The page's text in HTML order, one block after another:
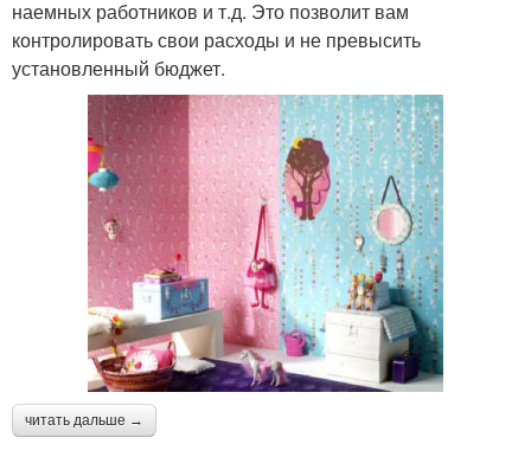
наемных работников и т.д. Это позволит вам
контролировать свои расходы и не превысить
установленный бюджет.
читать дальше →